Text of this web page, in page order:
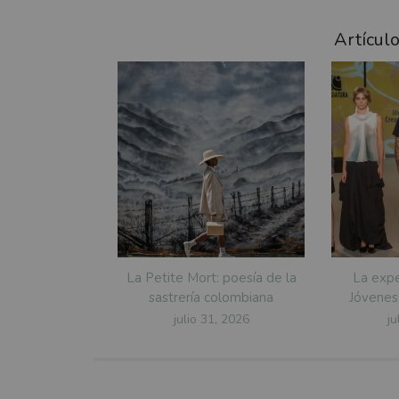
La Petite Mort: poesía de la
sastrería colombiana
Posted
julio 31, 2026
La